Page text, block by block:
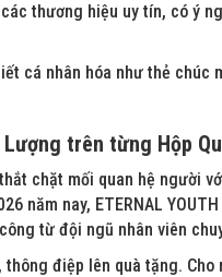
thương hiệu uy tín, có ý
cá nhân hóa như thẻ
Lượng trên từng Hộp
chặt mối quan hệ người
năm nay, ETERNAL
từ đội ngũ nhân viên
điệp lên quà tặng.